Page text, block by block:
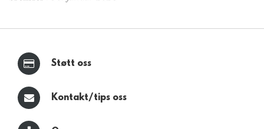
Støtt oss
Kontakt/tips oss